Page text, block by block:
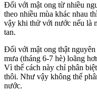
Đối với mật ong từ nhiều
theo nhiều mùa khác nhau
vậy khi thử với nước nếu là
tan.
Đối với mật ong thật
mưa (tháng 6-7 hè) loãng
Vì thế cách này chỉ phân
thôi. Như vậy không thể
nước.